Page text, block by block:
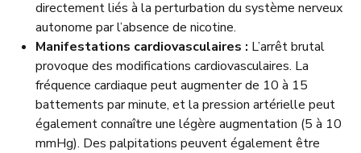
directement liés à la perturbation du système nerveux
autonome par l’absence de nicotine.
Manifestations cardiovasculaires : L’arrêt brutal
provoque des modifications cardiovasculaires. La
fréquence cardiaque peut augmenter de 10 à 15
battements par minute, et la pression artérielle peut
également connaître une légère augmentation (5 à 10
mmHg). Des palpitations peuvent également être